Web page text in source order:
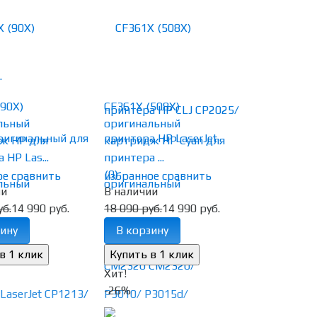
сравнить
HP для
HP Las...
14 990 руб.
избранное сравнить
CF361X (508X)
оригинальный
картридж HP Cyan для
принтера ...
(0)
В наличии
18 090 руб.14 990 руб.
В корзину
Хит!
-26%